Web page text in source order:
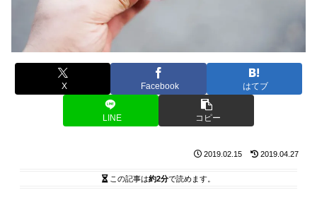
X Facebook はてブ
LINE コピー
2019.02.15 2019.04.27
この記事は約2分で読めます。